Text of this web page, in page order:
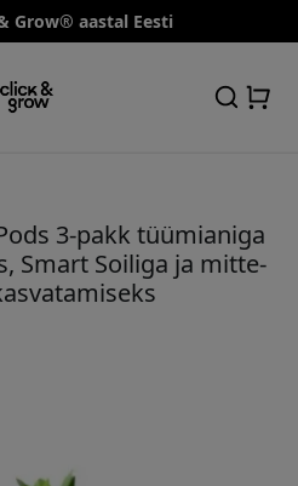
Grow® aastal Eesti
3-pakk tüümianiga
Smart Soiliga ja mitte-